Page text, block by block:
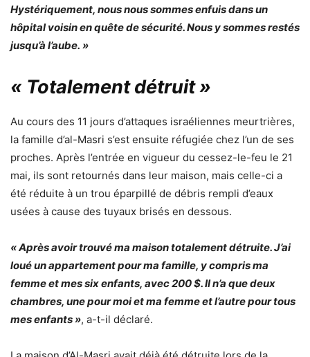
Hystériquement, nous nous sommes enfuis dans un
hôpital voisin en quête de sécurité. Nous y sommes restés
jusqu’à l’aube. »
« Totalement détruit »
Au cours des 11 jours d’attaques israéliennes meurtrières,
la famille d’al-Masri s’est ensuite réfugiée chez l’un de ses
proches. Après l’entrée en vigueur du cessez-le-feu le 21
mai, ils sont retournés dans leur maison, mais celle-ci a
été réduite à un trou éparpillé de débris rempli d’eaux
usées à cause des tuyaux brisés en dessous.
« Après avoir trouvé ma maison totalement détruite. J’ai
loué un appartement pour ma famille, y compris ma
femme et mes six enfants, avec 200 $. Il n’a que deux
chambres, une pour moi et ma femme et l’autre pour tous
mes enfants », a-t-il déclaré.